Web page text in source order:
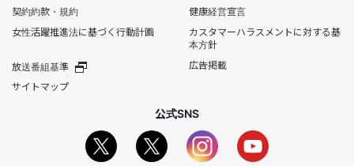
契約約款・規約
健康経営宣言
女性活躍推進法に基づく行動計画
カスタマーハラスメントに対する基
本方針
放送番組基準
広告掲載
サイトマップ
公式SNS